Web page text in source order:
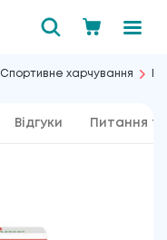
Спортивне харчування
Відгуки Питання та